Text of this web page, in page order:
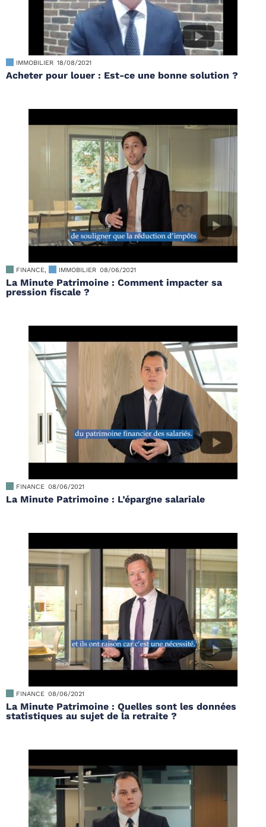
IMMOBILIER 18/08/2021
Acheter pour louer : Est-ce une bonne solution ?
FINANCE, IMMOBILIER 08/06/2021
La Minute Patrimoine : Comment impacter sa
pression fiscale ?
FINANCE 08/06/2021
La Minute Patrimoine : L’épargne salariale
FINANCE 08/06/2021
La Minute Patrimoine : Quelles sont les données
statistiques au sujet de la retraite ?